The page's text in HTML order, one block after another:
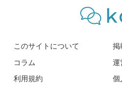
このサイトについて
掲
コラム
運
利用規約
個